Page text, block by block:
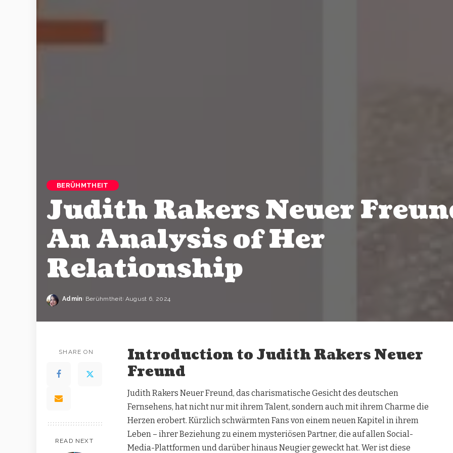
BERÜHMTHEIT
Judith Rakers Neuer
An Analysis of Her
Relationship
Admin Berühmtheit August 6, 2024
SHARE ON
READ NEXT
Introduction to Judith Rakers Neuer
Freund
Judith Rakers Neuer Freund, das charismatische Gesicht des deutschen
Fernsehens, hat nicht nur mit ihrem Talent, sondern auch mit ihrem Charme die
Herzen erobert. Kürzlich schwärmten Fans von einem neuen Kapitel in ihrem
Leben – ihrer Beziehung zu einem mysteriösen Partner, die auf allen Social-
Media-Plattformen und darüber hinaus Neugier geweckt hat. Wer ist diese